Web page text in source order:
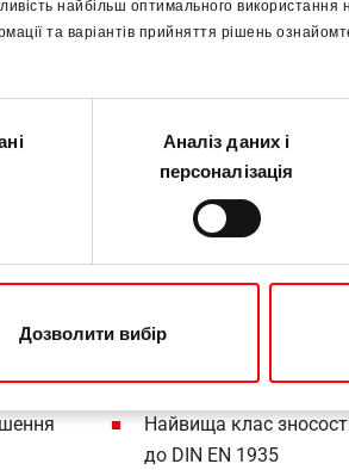
найбільш оптимального використання
та варіантів прийняття рішень
Аналіз даних і
персоналізація
Дозволити вибір
висока надійність
надійною фіксацією
термін
1191 для 400 000
всередину)
Найвища клас
до DIN EN 1935